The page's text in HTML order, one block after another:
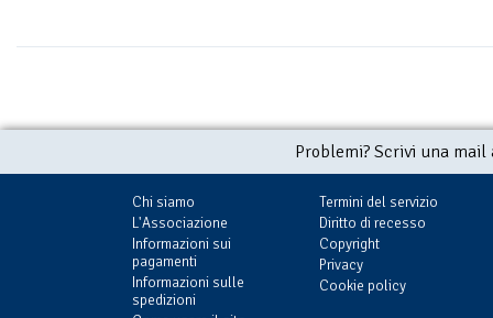
Problemi? Scrivi una
Chi siamo
L'Associazione
Informazioni sui
pagamenti
Informazioni sulle
spedizioni
Termini del servizio
Diritto di recesso
Copyright
Privacy
Cookie policy